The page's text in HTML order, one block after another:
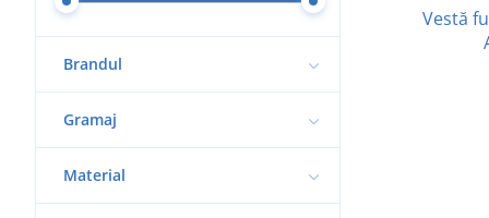
Brandul
Gramaj
Material
Vestă